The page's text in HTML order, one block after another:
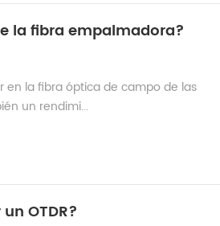
la fibra empalmadora?
en la fibra óptica de campo de las
un rendimi...
OTDR?